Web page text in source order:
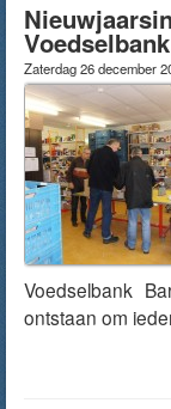
Zaterdag 26 december
Voedselbank
ontstaan om